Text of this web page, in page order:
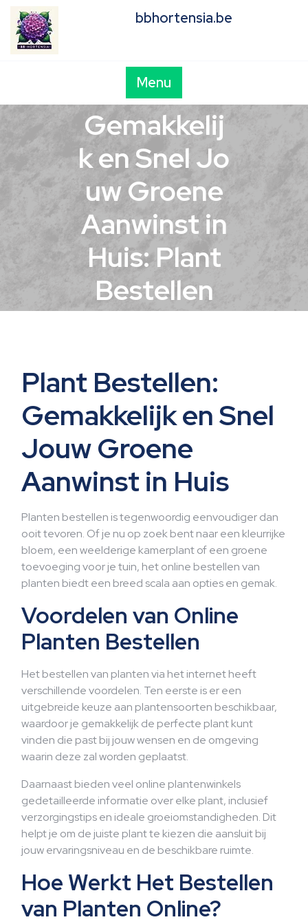
content
bbhortensia.be
Menu
Gemakkelij
k en Snel Jo
uw Groene
Aanwinst in
Huis: Plant
Bestellen
Plant Bestellen:
Gemakkelijk en Snel
Jouw Groene
Aanwinst in Huis
Planten bestellen is tegenwoordig eenvoudiger dan
ooit tevoren. Of je nu op zoek bent naar een kleurrijke
bloem, een weelderige kamerplant of een groene
toevoeging voor je tuin, het online bestellen van
planten biedt een breed scala aan opties en gemak.
Voordelen van Online
Planten Bestellen
Het bestellen van planten via het internet heeft
verschillende voordelen. Ten eerste is er een
uitgebreide keuze aan plantensoorten beschikbaar,
waardoor je gemakkelijk de perfecte plant kunt
vinden die past bij jouw wensen en de omgeving
waarin deze zal worden geplaatst.
Daarnaast bieden veel online plantenwinkels
gedetailleerde informatie over elke plant, inclusief
verzorgingstips en ideale groeiomstandigheden. Dit
helpt je om de juiste plant te kiezen die aansluit bij
jouw ervaringsniveau en de beschikbare ruimte.
Hoe Werkt Het Bestellen
van Planten Online?